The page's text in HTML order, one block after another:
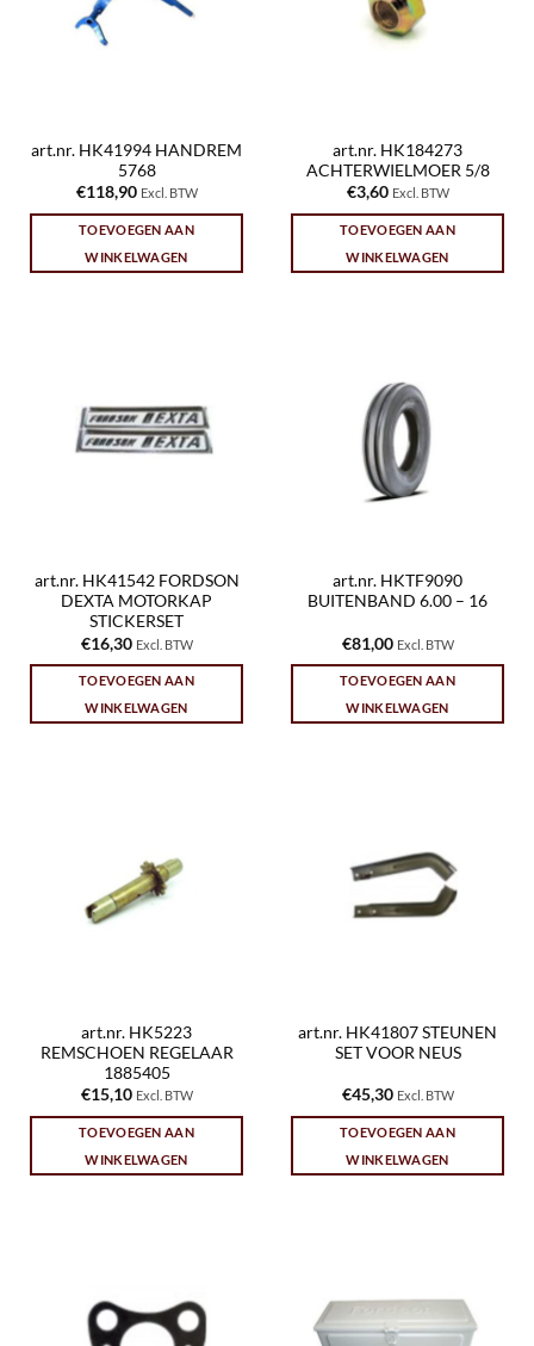
art.nr. HK41994 HANDREM
5768
€118,90 Excl. BTW
TOEVOEGEN AAN
WINKELWAGEN
art.nr. HK184273
ACHTERWIELMOER 5/8
€3,60 Excl. BTW
TOEVOEGEN AAN
WINKELWAGEN
art.nr. HK41542 FORDSON
DEXTA MOTORKAP
STICKERSET
€16,30 Excl. BTW
TOEVOEGEN AAN
WINKELWAGEN
art.nr. HKTF9090
BUITENBAND 6.00 – 16
€81,00 Excl. BTW
TOEVOEGEN AAN
WINKELWAGEN
art.nr. HK5223
REMSCHOEN REGELAAR
1885405
€15,10 Excl. BTW
TOEVOEGEN AAN
WINKELWAGEN
art.nr. HK41807 STEUNEN
SET VOOR NEUS
€45,30 Excl. BTW
TOEVOEGEN AAN
WINKELWAGEN